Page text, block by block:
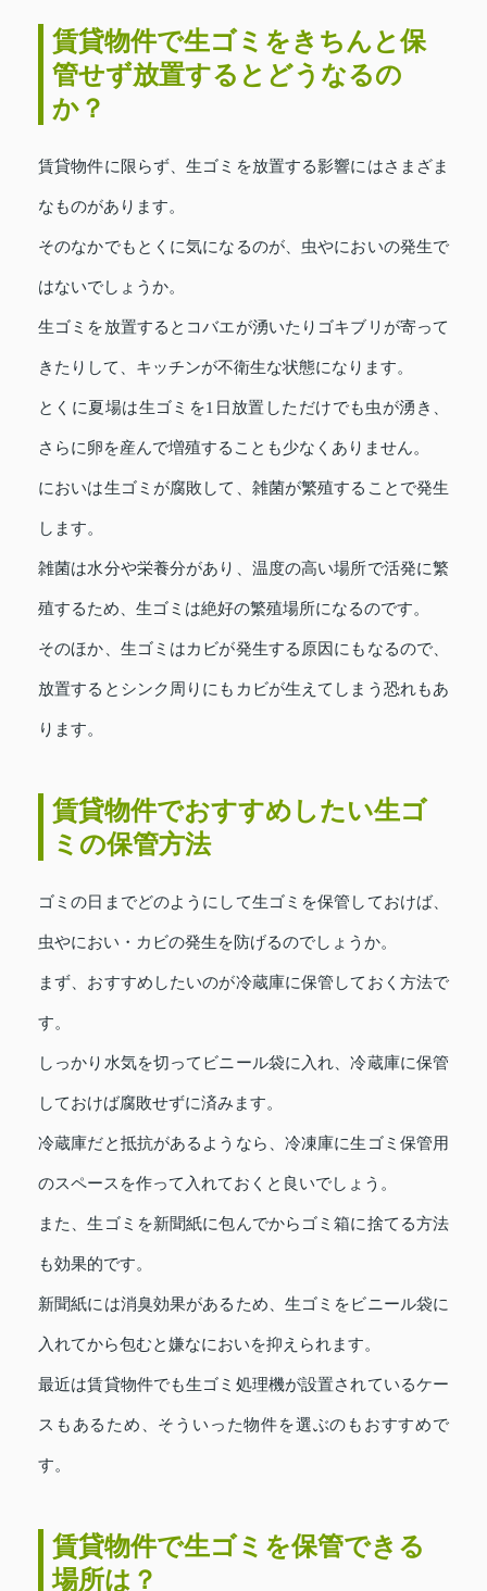
賃貸物件で生ゴミをきちんと保
管せず放置するとどうなるの
か？
賃貸物件に限らず、生ゴミを放置する影響にはさまざま
なものがあります。
そのなかでもとくに気になるのが、虫やにおいの発生で
はないでしょうか。
生ゴミを放置するとコバエが湧いたりゴキブリが寄って
きたりして、キッチンが不衛生な状態になります。
とくに夏場は生ゴミを1日放置しただけでも虫が湧き、
さらに卵を産んで増殖することも少なくありません。
においは生ゴミが腐敗して、雑菌が繁殖することで発生
します。
雑菌は水分や栄養分があり、温度の高い場所で活発に繁
殖するため、生ゴミは絶好の繁殖場所になるのです。
そのほか、生ゴミはカビが発生する原因にもなるので、
放置するとシンク周りにもカビが生えてしまう恐れもあ
ります。
賃貸物件でおすすめしたい生ゴ
ミの保管方法
ゴミの日までどのようにして生ゴミを保管しておけば、
虫やにおい・カビの発生を防げるのでしょうか。
まず、おすすめしたいのが冷蔵庫に保管しておく方法で
す。
しっかり水気を切ってビニール袋に入れ、冷蔵庫に保管
しておけば腐敗せずに済みます。
冷蔵庫だと抵抗があるようなら、冷凍庫に生ゴミ保管用
のスペースを作って入れておくと良いでしょう。
また、生ゴミを新聞紙に包んでからゴミ箱に捨てる方法
も効果的です。
新聞紙には消臭効果があるため、生ゴミをビニール袋に
入れてから包むと嫌なにおいを抑えられます。
最近は賃貸物件でも生ゴミ処理機が設置されているケー
スもあるため、そういった物件を選ぶのもおすすめで
す。
賃貸物件で生ゴミを保管できる
場所は？